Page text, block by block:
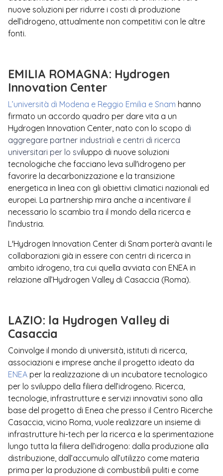
nuove soluzioni per ridurre i costi di produzione
dell’idrogeno, attualmente non competitivi con le altre
fonti.
EMILIA ROMAGNA: Hydrogen
Innovation Center
L’università di Modena e Reggio Emilia e Snam hanno
firmato un accordo quadro per dare vita a un
Hydrogen Innovation Center, nato con lo scopo di
aggregare partner industriali e centri di ricerca
universitari per lo sviluppo di nuove soluzioni
tecnologiche che facciano leva sull'idrogeno per
favorire la decarbonizzazione e la transizione
energetica in linea con gli obiettivi climatici nazionali ed
europei. La partnership mira anche a incentivare il
necessario lo scambio tra il mondo della ricerca e
l’industria.
L'Hydrogen Innovation Center di Snam porterà avanti le
collaborazioni già in essere con centri di ricerca in
ambito idrogeno, tra cui quella avviata con ENEA in
relazione all’Hydrogen Valley di Casaccia (Roma).
LAZIO: la Hydrogen Valley di
Casaccia
Coinvolge il mondo di università, istituti di ricerca,
associazioni e imprese anche il progetto ideato da
ENEA per la realizzazione di un incubatore tecnologico
per lo sviluppo della filiera dell’idrogeno. Ricerca,
tecnologie, infrastrutture e servizi innovativi sono alla
base del progetto di Enea che presso il Centro Ricerche
Casaccia, vicino Roma, vuole realizzare un insieme di
infrastrutture hi-tech per la ricerca e la sperimentazione
lungo tutta la filiera dell’idrogeno: dalla produzione alla
distribuzione, dall’accumulo all’utilizzo come materia
prima per la produzione di combustibili puliti e come